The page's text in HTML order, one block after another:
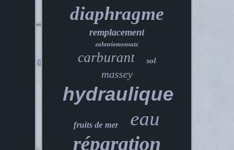
diaphragme
remplacement
zahnriemensatz
carburant sol
massey
hydraulique
fruits de mer eau
réparation